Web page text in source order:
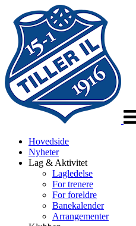
Hovedside
Nyheter
Lag & Aktivitet
Lagledelse
For trenere
For foreldre
Banekalender
Arrangementer